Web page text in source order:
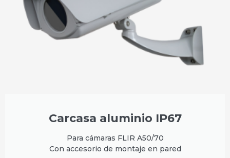
Carcasa aluminio IP67
Para cámaras FLIR A50/70
Con accesorio de montaje en pared